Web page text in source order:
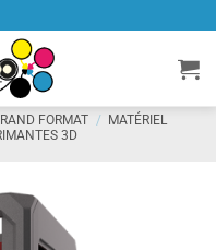
FORMAT / MATÉRIEL
3D